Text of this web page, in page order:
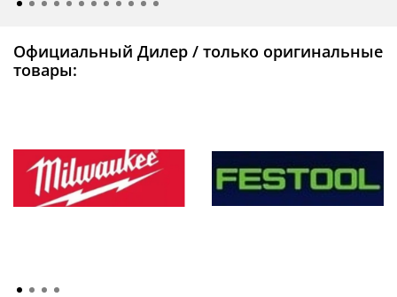
Официальный Дилер / только оригинальные
товары: